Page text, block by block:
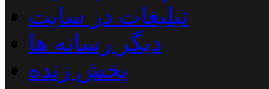
تبلیغات در سایت
دیگر رسانه ها
پخش زنده